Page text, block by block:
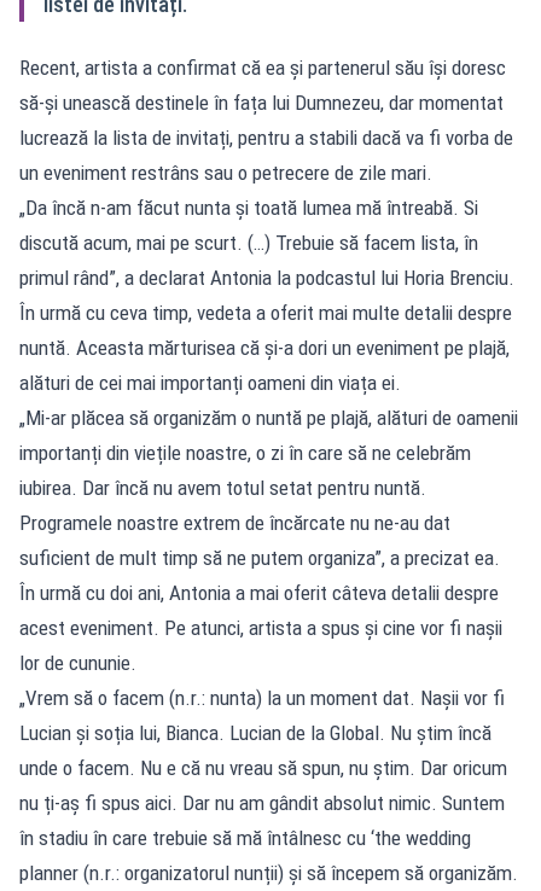
Recent, artista a confirmat că ea și partenerul său își doresc
să-și unească destinele în fața lui Dumnezeu, dar momentat
lucrează la lista de invitați, pentru a stabili dacă va fi vorba de
un eveniment restrâns sau o petrecere de zile mari.
„Da încă n-am făcut nunta și toată lumea mă întreabă. Si
discută acum, mai pe scurt. (…) Trebuie să facem lista, în
primul rând”, a declarat Antonia la podcastul lui Horia Brenciu.
În urmă cu ceva timp, vedeta a oferit mai multe detalii despre
nuntă. Aceasta mărturisea că și-a dori un eveniment pe plajă,
alături de cei mai importanți oameni din viața ei.
„Mi-ar plăcea să organizăm o nuntă pe plajă, alături de oamenii
importanți din viețile noastre, o zi în care să ne celebrăm
iubirea. Dar încă nu avem totul setat pentru nuntă.
Programele noastre extrem de încărcate nu ne-au dat
suficient de mult timp să ne putem organiza”, a precizat ea.
În urmă cu doi ani, Antonia a mai oferit câteva detalii despre
acest eveniment. Pe atunci, artista a spus și cine vor fi nașii
lor de cununie.
„Vrem să o facem (n.r.: nunta) la un moment dat. Nașii vor fi
Lucian și soția lui, Bianca. Lucian de la Global. Nu știm încă
unde o facem. Nu e că nu vreau să spun, nu știm. Dar oricum
nu ți-aș fi spus aici. Dar nu am gândit absolut nimic. Suntem
în stadiu în care trebuie să mă întâlnesc cu ‘the wedding
planner (n.r.: organizatorul nunții) și să începem să organizăm.